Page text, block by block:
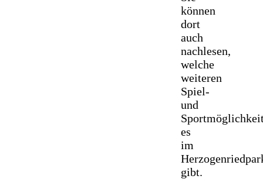
können
dort
auch
nachlesen,
welche
weiteren
Spiel-
und
es
im
gibt.